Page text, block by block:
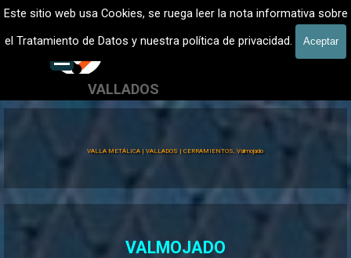
Este sitio web usa Cookies, se ruega leer la nota informativa sobre
el Tratamiento de Datos y nuestra política de privacidad.
Aceptar
Vaya al ContenidoVALLADOS METALICOS MADRID - VALLADO DE FINCAS
Vallados de fincas, Cercados
VALLADOS
601 900 178
VALLA METÁLICA | VALLADOS | CERRAMIENTOS, Valmojado
VALMOJADO